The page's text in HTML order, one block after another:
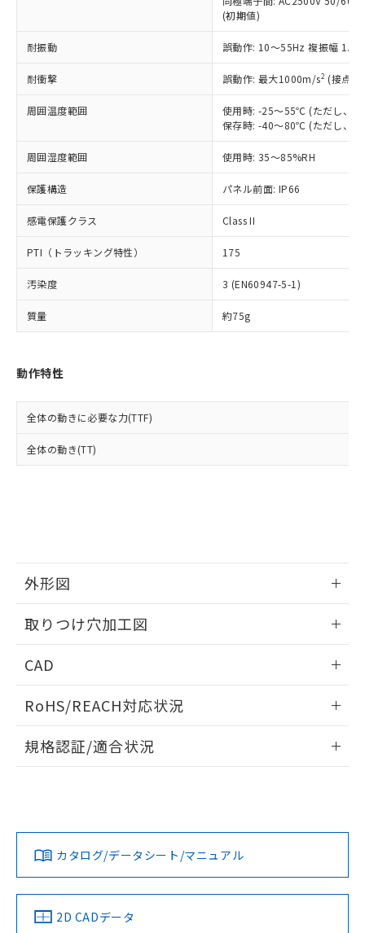
(初期値)
耐振動 誤動作: 10～55Hz 複振幅
耐衝撃 誤動作: 最大1000m/s2 (接点
周囲温度範囲
使用時: -25～55℃ (ただし、氷
保存時: -40～80℃ (ただし、氷
周囲湿度範囲 使用時: 35～85%RH
保護構造 パネル前面: IP66
感電保護クラス Class II
PTI（トラッキング特性） 175
汚染度 3 (EN60947-5-1)
質量 約75g
動作特性
全体の動きに必要な力(TTF)
全体の動き(TT)
外形図
取りつけ穴加工図
CAD
ドすることができます。
ログイン/会員登録
ダウンロードデータをご利用いただく前に、以下を必ずお読
みください。
ソフトウェアの使用条件
RoHS/REACH対応状況
EU RoHS 注意事項・凡例
対応済み
中国 RoHS 注意事項・凡例
規格認証/適合状況
カタログ/データシート/マニュアル
2D CADデータ
在庫状況および標準価格照会結果は、
記載している更新日時点での社内デー
タに基づき作成されるものであり、閲
覧された時点での実際の在庫および標
準価格とは異なる場合があることをご
正式な納期状況および標準価格はお客
様のお取引先、またはお客様担当のオ
ムロン制御機器販売店・当社販売員に
オムロン制御機器販売店や当社販売拠
販売ネットワーク
」をご確認
在庫状況および標準価格結果を当社の
事前の承諾なく第三者に漏洩または開
示しないようお願いします。
マイパーツ機能（部品リスト作成サー
ビス）をご利用いただくには、I-Web
メンバーズにご登録されている必要が
あります。
品・サービスに関するお客様との取
引・商談に必要な範囲で利用すること
※当社の共同利用者とは、
の共同利用に関して"
の「1.共同利
鉛(Pb) 1000ppm以下、 水銀(Hg) 1000ppm以下、 カド
類(PBB) 1000ppm以下、ポリ臭化ジフェニルエーテル類
(PBDE) 1000ppm以下、フタル酸ビス(2-エチルヘキシ
ル) (DEHP)(別名：DOP) 1000ppm以下、フタル酸ブチ
ルベンジル（BBP） 1000ppm以下、フタル酸ジブチル
（DBP） 1000ppm以下、フタル酸ジイソブチル
但し、RoHS指令で産業用監視および制御機器に対する
図的な使用がないことを確認しています。
部品在庫の切り替え状況などにより、予定
月が前後することがあります。
とができます。
EU RoHS指令（10物質）の非含有証明書
51物質の非含有証明書（当社基準）
荷製品に未対応品が混在することから備考
欄に対応日を記載しておりました。
既に当社にて対応品への在庫切替を完了
していることから、特段のことがない限
り、2022年1月12日より割愛しておりま
*中国RoHS10物質の基準値 (GB/T26572)：
Pb(鉛) :1000ppm、 Hg(水銀) : 1000ppm、 Cd(カドミウ
Cr(Ⅵ)(六価クロム) : 1000ppm、 PBBs(ポリ臭化ビフェ
ニル類) : 1000ppm、 PBDEs(ポリ臭化ジフェニルエーテ
ル類) : 1000ppm、
DBP(フタル酸ジブチル) : 1000ppm、 DIBP(フタル酸ジ
イソブチル) : 1000ppm、 BBP(フタル酸ブチルベンジ
DEHP(フタル酸ビス(2-エチルヘキシル)) : 1000ppm
「ｅ」：有害物質（10物質）のすべてが基
準値以下であることを示します。
「10」：通常の使用状況下において有害物
質が外部に漏えいし、環境に深刻な影響を
及ぼさない年数を意味します。
「－」：未確認です。当社販売部門へお問
（以下｢規制貨物等」という）を輸出
または国外への提供する場合は、日本
国政府の輸出許可(または役務取引許
可)を取得するなどの必要な手続きを
当社は規制貨物を破棄する場合は、完
全に破砕するなど、違法に輸出されな
いよう必要な手段を講じます。
当社は貴社製品を、核兵器、ミサイ
ル、化学兵器、生物兵器またはその他
武器並びにこれらの製造装置等に一切
当社は、貴社製品を第三者に販売する
場合は、上記1、2および3の内容を当
該第三者に通知します。また当社は、
販売先および販売に係わる関係者が違
法に輸出するおそれがある場合は、取
り引きをいたしません。
合意する
一定数以上の在庫あり
一定数には満たないが在庫あり
在庫なし(最新の在庫状況につ
いては、お客様のお取引先、ま
たはお客様担当のオムロン制御
機器販売店・当社販売員にご確
認ください)
受注生産機種、また在庫状況の
情報を公開していない機種